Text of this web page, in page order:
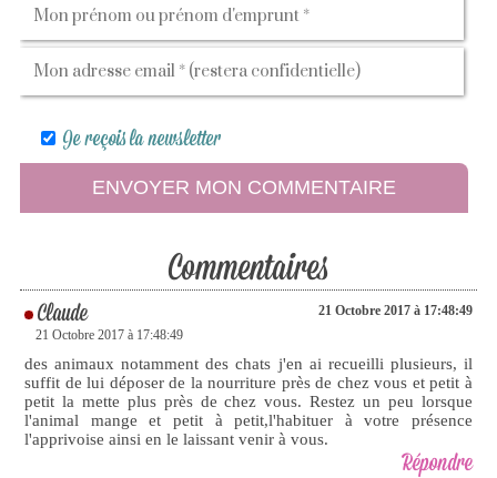
Je reçois la newsletter
Commentaires
Claude
21 Octobre 2017 à 17:48:49
21 Octobre 2017 à 17:48:49
des animaux notamment des chats j'en ai recueilli plusieurs, il
suffit de lui déposer de la nourriture près de chez vous et petit à
petit la mette plus près de chez vous. Restez un peu lorsque
l'animal mange et petit à petit,l'habituer à votre présence
l'apprivoise ainsi en le laissant venir à vous.
Répondre